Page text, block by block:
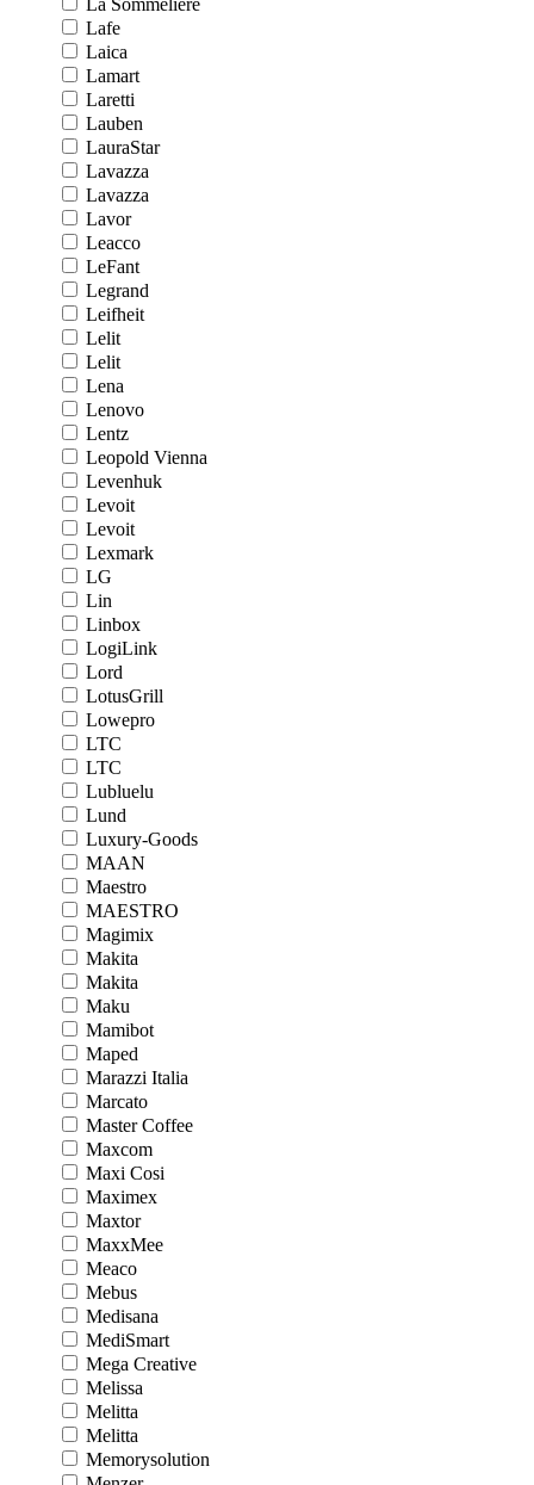
La Sommeliere
Lafe
Laica
Lamart
Laretti
Lauben
LauraStar
Lavazza
Lavazza
Lavor
Leacco
LeFant
Legrand
Leifheit
Lelit
Lelit
Lena
Lenovo
Lentz
Leopold Vienna
Levenhuk
Levoit
Levoit
Lexmark
LG
Lin
Linbox
LogiLink
Lord
LotusGrill
Lowepro
LTC
LTC
Lubluelu
Lund
Luxury-Goods
MAAN
Maestro
MAESTRO
Magimix
Makita
Makita
Maku
Mamibot
Maped
Marazzi Italia
Marcato
Master Coffee
Maxcom
Maxi Cosi
Maximex
Maxtor
MaxxMee
Meaco
Mebus
Medisana
MediSmart
Mega Creative
Melissa
Melitta
Melitta
Memorysolution